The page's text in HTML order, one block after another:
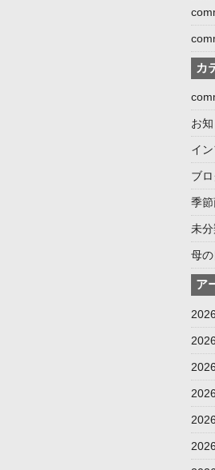
カ
お
イ
ブ
季
未
母の
ア